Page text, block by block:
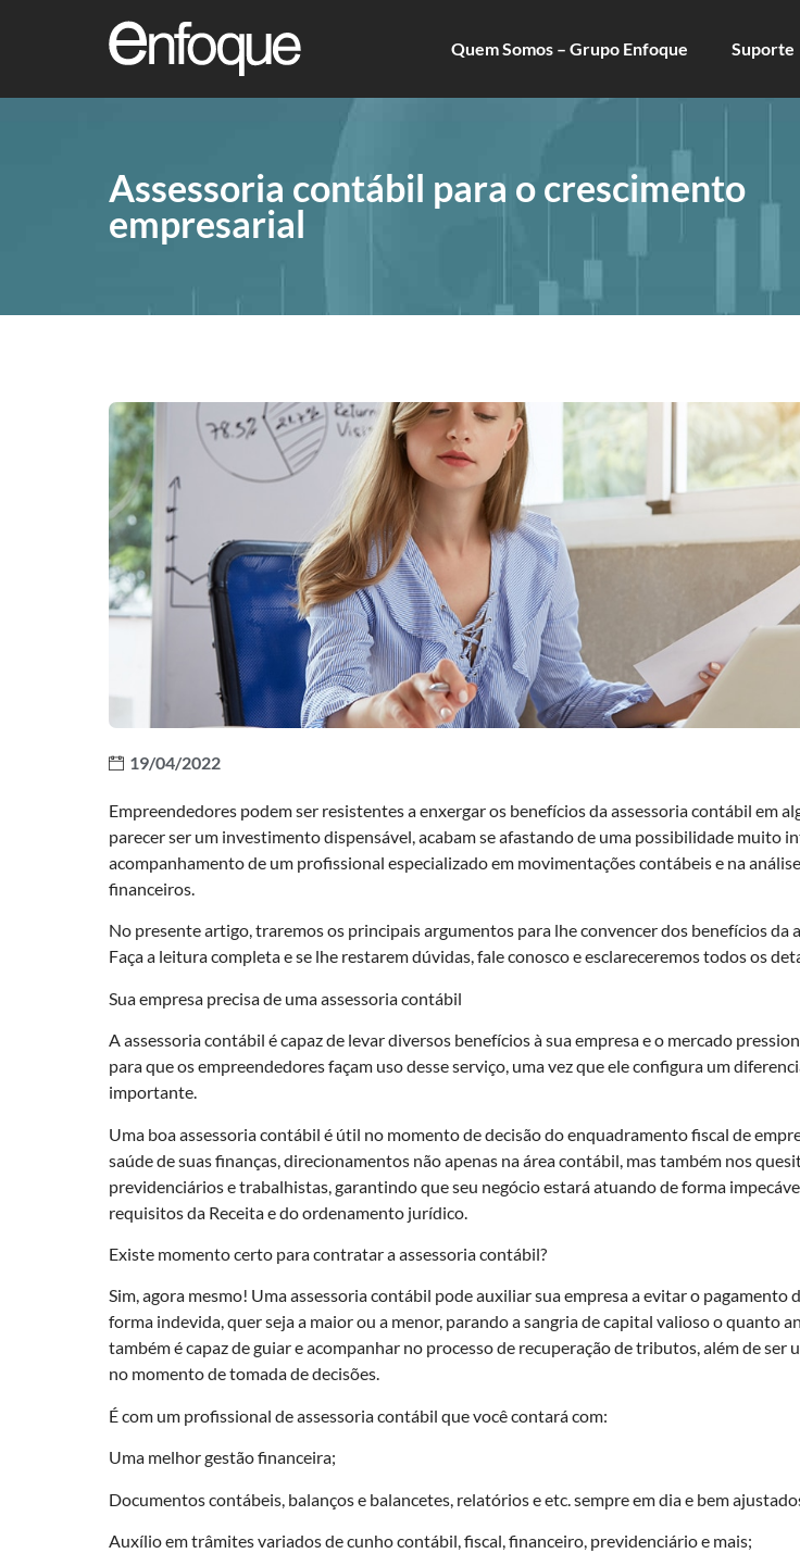
Quem Somos – Grupo Enfoque Suporte
Assessoria contábil para o crescimento
empresarial
19/04/2022
Empreendedores podem ser resistentes a enxergar os benefícios da assessoria contábil em
parecer ser um investimento dispensável, acabam se afastando de uma possibilidade muito
acompanhamento de um profissional especializado em movimentações contábeis e na
financeiros.
No presente artigo, traremos os principais argumentos para lhe convencer dos benefícios da
Faça a leitura completa e se lhe restarem dúvidas, fale conosco e esclareceremos todos os
Sua empresa precisa de uma assessoria contábil
A assessoria contábil é capaz de levar diversos benefícios à sua empresa e o mercado
para que os empreendedores façam uso desse serviço, uma vez que ele configura um
importante.
Uma boa assessoria contábil é útil no momento de decisão do enquadramento fiscal de
saúde de suas finanças, direcionamentos não apenas na área contábil, mas também nos
previdenciários e trabalhistas, garantindo que seu negócio estará atuando de forma
requisitos da Receita e do ordenamento jurídico.
Existe momento certo para contratar a assessoria contábil?
Sim, agora mesmo! Uma assessoria contábil pode auxiliar sua empresa a evitar o pagamento
forma indevida, quer seja a maior ou a menor, parando a sangria de capital valioso o quanto
também é capaz de guiar e acompanhar no processo de recuperação de tributos, além de ser
no momento de tomada de decisões.
É com um profissional de assessoria contábil que você contará com:
Uma melhor gestão financeira;
Documentos contábeis, balanços e balancetes, relatórios e etc. sempre em dia e bem
Auxílio em trâmites variados de cunho contábil, fiscal, financeiro, previdenciário e mais;